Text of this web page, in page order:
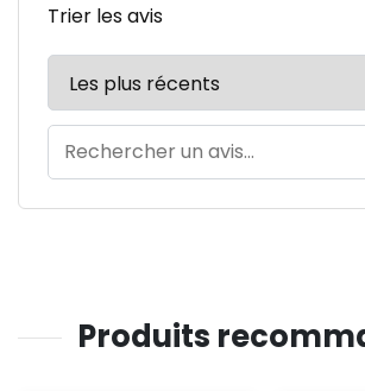
Trier les avis
Produits